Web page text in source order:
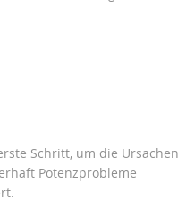
Schritt, um die Ursachen
Potenzprobleme